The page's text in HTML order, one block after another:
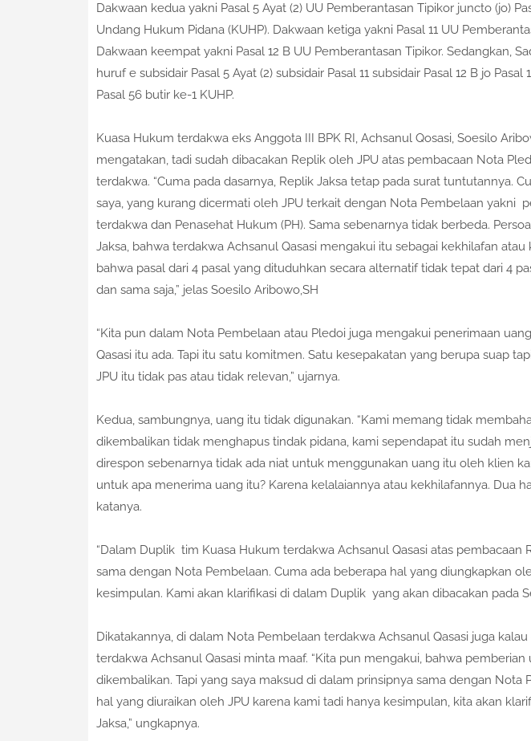
Dakwaan kedua yakni Pasal 5 Ayat (2) UU Pemberantasan Tipikor juncto (jo)
Undang Hukum Pidana (KUHP). Dakwaan ketiga yakni Pasal 11 UU
Dakwaan keempat yakni Pasal 12 B UU Pemberantasan Tipikor. Sedangkan,
huruf e subsidair Pasal 5 Ayat (2) subsidair Pasal 11 subsidair Pasal 12 B jo
Pasal 56 butir ke-1 KUHP.
Kuasa Hukum terdakwa eks Anggota III BPK RI, Achsanul Qosasi, Soesilo
mengatakan, tadi sudah dibacakan Replik oleh JPU atas pembacaan Nota
terdakwa. “Cuma pada dasarnya, Replik Jaksa tetap pada surat tuntutannya.
saya, yang kurang dicermati oleh JPU terkait dengan Nota Pembelaan yakni
terdakwa dan Penasehat Hukum (PH). Sama sebenarnya tidak berbeda.
Jaksa, bahwa terdakwa Achsanul Qasasi mengakui itu sebagai kekhilafan
bahwa pasal dari 4 pasal yang dituduhkan secara alternatif tidak tepat dari 4
dan sama saja,” jelas Soesilo Aribowo,SH
“Kita pun dalam Nota Pembelaan atau Pledoi juga mengakui penerimaan
Qasasi itu ada. Tapi itu satu komitmen. Satu kesepakatan yang berupa suap
JPU itu tidak pas atau tidak relevan,” ujarnya.
Kedua, sambungnya, uang itu tidak digunakan. “Kami memang tidak
dikembalikan tidak menghapus tindak pidana, kami sependapat itu sudah
direspon sebenarnya tidak ada niat untuk menggunakan uang itu oleh klien
untuk apa menerima uang itu? Karena kelalaiannya atau kekhilafannya. Dua
katanya.
“Dalam Duplik tim Kuasa Hukum terdakwa Achsanul Qasasi atas pembacaan
sama dengan Nota Pembelaan. Cuma ada beberapa hal yang diungkapkan
kesimpulan. Kami akan klarifikasi di dalam Duplik yang akan dibacakan pada
Dikatakannya, di dalam Nota Pembelaan terdakwa Achsanul Qasasi juga
terdakwa Achsanul Qasasi minta maaf. “Kita pun mengakui, bahwa
dikembalikan. Tapi yang saya maksud di dalam prinsipnya sama dengan Nota
hal yang diuraikan oleh JPU karena kami tadi hanya kesimpulan, kita akan
Jaksa,” ungkapnya.